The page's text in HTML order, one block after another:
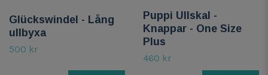
Glückswindel - Lång
ullbyxa
500 kr
Puppi Ullskal -
Knappar - One Size
Plus
460 kr